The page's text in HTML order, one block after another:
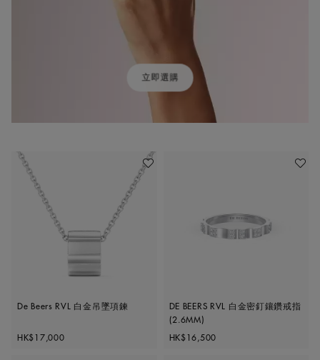
加入喜愛清單
De Beers RVL 白金吊墜項鍊
Original price
HK$17,000
加入喜
DE BEERS RVL 白金密釘鑲鑽戒指
(2.6MM)
Original price
HK$16,500
立即選購